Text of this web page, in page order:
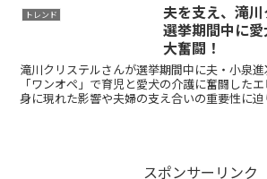
トレンド
夫を支え、滝
選挙期間中に
大奮闘！
滝川クリステルさんが選挙期間中に夫・小泉
「ワンオペ」で育児と愛犬の介護に奮闘した
身に現れた影響や夫婦の支え合いの重要性に迫
スポンサーリンク